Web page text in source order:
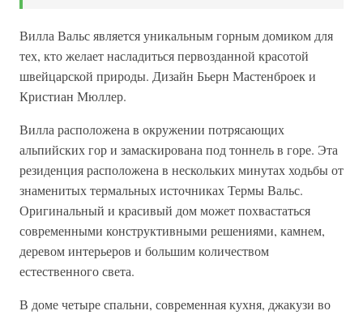
Вилла Вальс является уникальным горным домиком для
тех, кто желает насладиться первозданной красотой
швейцарской природы. Дизайн Бьерн Мастенброек и
Кристиан Мюллер.
Вилла расположена в окружении потрясающих
альпийских гор и замаскирована под тоннель в горе. Эта
резиденция расположена в нескольких минутах ходьбы от
знаменитых термальных источниках Термы Вальс.
Оригинальный и красивый дом может похвастаться
современными конструктивными решениями, камнем,
деревом интерьеров и большим количеством
естественного света.
В доме четыре спальни, современная кухня, джакузи во